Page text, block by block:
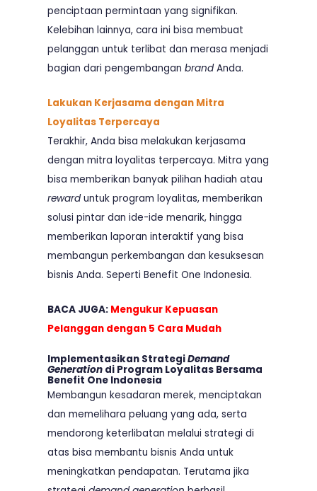
penciptaan permintaan yang signifikan.
Kelebihan lainnya, cara ini bisa membuat
pelanggan untuk terlibat dan merasa menjadi
bagian dari pengembangan brandAnda.
Lakukan Kerjasama dengan Mitra
Loyalitas Terpercaya
Terakhir, Anda bisa melakukan kerjasama
dengan mitra loyalitas terpercaya. Mitra yang
bisa memberikan banyak pilihan hadiah atau
rewarduntuk program loyalitas, memberikan
solusi pintar dan ide-ide menarik, hingga
memberikan laporan interaktif yang bisa
membangun perkembangan dan kesuksesan
bisnis Anda. Seperti Benefit One Indonesia.
BACA JUGA: Mengukur Kepuasan
Pelanggan dengan 5 Cara Mudah
Implementasikan StrategiDemand
Generation di Program Loyalitas Bersama
Benefit One Indonesia
Membangun kesadaran merek, menciptakan
dan memelihara peluang yang ada, serta
mendorong keterlibatan melalui strategi di
atas bisa membantu bisnis Anda untuk
meningkatkan pendapatan. Terutama jika